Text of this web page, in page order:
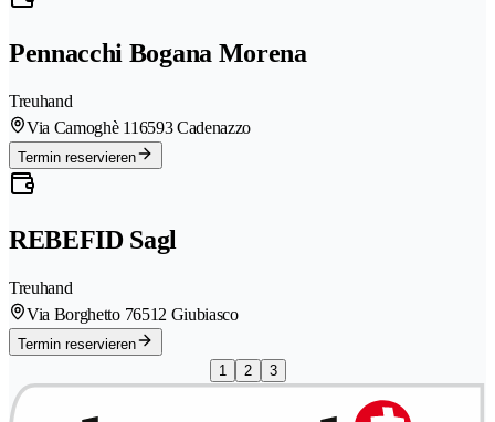
Pennacchi Bogana Morena
Treuhand
Via Camoghè 116593 Cadenazzo
Termin reservieren
REBEFID Sagl
Treuhand
Via Borghetto 76512 Giubiasco
Termin reservieren
1
2 3